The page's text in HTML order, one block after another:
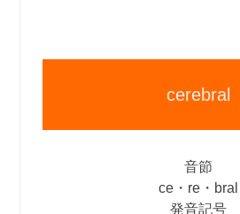
cerebral
音節
ce・re・bral
発音記号